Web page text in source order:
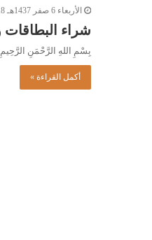
الأربعاء 6 صفر 1437هـ 18-11-2015م
شراء البطاقات
بِسْمِ اللهِ الرَّحْمَنِ الرَّحِيمِ رقم الفتوى (2636) ورد إلى دار الإفتاء السؤال
أكمل القراءة »